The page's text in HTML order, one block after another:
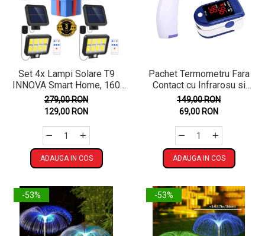
Set 4x Lampi Solare T9
INNOVA Smart Home, 160
LED COB, 8 Cadrane, Senzor
Miscare, Panou Detașabil,
IP66 + Telecomandă, Cadou
+ Garanție 3 Ani
279,00 RON
129,00 RON
ADAUGA IN COS
Pachet Termometru Fara
Contact cu Infrarosu si
Pulsoximetru Digital
149,00 RON
69,00 RON
ADAUGA IN COS
-53% -53%